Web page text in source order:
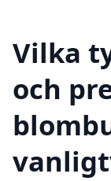
Vilka
och